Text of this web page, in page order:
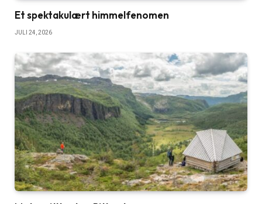
Et spektakulært himmelfenomen
JULI 24, 2026